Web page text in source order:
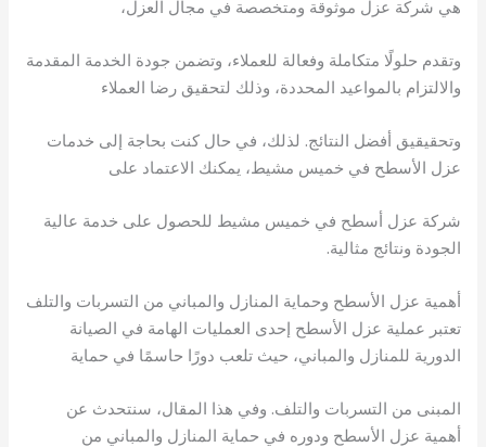
هي شركة عزل موثوقة ومتخصصة في مجال العزل،
وتقدم حلولًا متكاملة وفعالة للعملاء، وتضمن جودة الخدمة المقدمة
والالتزام بالمواعيد المحددة، وذلك لتحقيق رضا العملاء
وتحقيقيق أفضل النتائج. لذلك، في حال كنت بحاجة إلى خدمات
عزل الأسطح في خميس مشيط، يمكنك الاعتماد على
شركة عزل أسطح في خميس مشيط للحصول على خدمة عالية
الجودة ونتائج مثالية.
أهمية عزل الأسطح وحماية المنازل والمباني من التسربات والتلف
تعتبر عملية عزل الأسطح إحدى العمليات الهامة في الصيانة
الدورية للمنازل والمباني، حيث تلعب دورًا حاسمًا في حماية
المبنى من التسربات والتلف. وفي هذا المقال، سنتحدث عن
أهمية عزل الأسطح ودوره في حماية المنازل والمباني من